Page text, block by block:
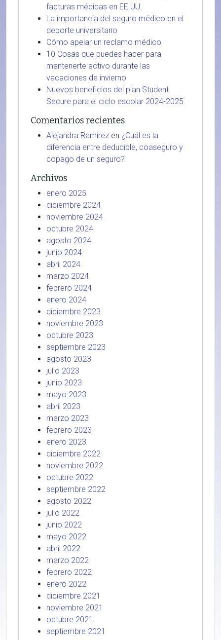
facturas médicas en EE.UU.
La importancia del seguro médico en el
deporte universitario
Cómo apelar un reclamo médico
10 Cosas que puedes hacer para
mantenerte activo durante las
vacaciones de invierno
Nuevos beneficios del plan Student
Secure para el ciclo escolar 2024-2025
Comentarios recientes
Alejandra Ramirez en ¿Cuál es la
diferencia entre deducible, coaseguro y
copago de un seguro?
Archivos
enero 2025
diciembre 2024
noviembre 2024
octubre 2024
agosto 2024
junio 2024
abril 2024
marzo 2024
febrero 2024
enero 2024
diciembre 2023
noviembre 2023
octubre 2023
septiembre 2023
agosto 2023
julio 2023
junio 2023
mayo 2023
abril 2023
marzo 2023
febrero 2023
enero 2023
diciembre 2022
noviembre 2022
octubre 2022
septiembre 2022
agosto 2022
julio 2022
junio 2022
mayo 2022
abril 2022
marzo 2022
febrero 2022
enero 2022
diciembre 2021
noviembre 2021
octubre 2021
septiembre 2021